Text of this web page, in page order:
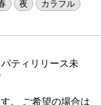
夜 カラフル
ティリリース未
。 ご希望の場合は